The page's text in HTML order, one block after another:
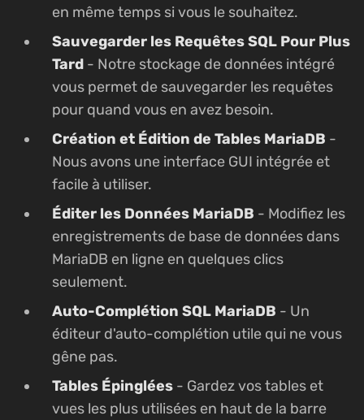
en même temps si vous le souhaitez.
Sauvegarder les Requêtes SQL Pour Plus
Tard - Notre stockage de données intégré
vous permet de sauvegarder les requêtes
pour quand vous en avez besoin.
Création et Édition de Tables MariaDB -
Nous avons une interface GUI intégrée et
facile à utiliser.
Éditer les Données MariaDB - Modifiez les
enregistrements de base de données dans
MariaDB en ligne en quelques clics
seulement.
Auto-Complétion SQL MariaDB - Un
éditeur d'auto-complétion utile qui ne vous
gêne pas.
Tables Épinglées - Gardez vos tables et
vues les plus utilisées en haut de la barre